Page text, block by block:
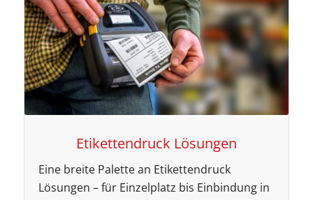
Etikettendruck Lösungen
Eine breite Palette an Etikettendruck
Lösungen – für Einzelplatz bis Einbindung in